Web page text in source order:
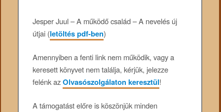
Jesper Juul – A működő család – A nevelés új
útjai (letöltés pdf-ben)
Amennyiben a fenti link nem működik, vagy a
keresett könyvet nem találja, kérjük, jelezze
felénk azOlvasószolgálaton keresztül!
A támogatást előre is köszönjük minden